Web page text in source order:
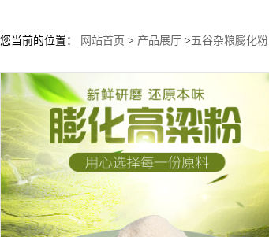
您当前的位置： 网站首页 > 产品展厅 >五谷杂粮膨化粉